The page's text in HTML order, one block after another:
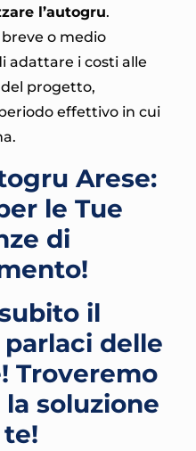
l’autogru.
o medio
adattare i costi alle
progetto,
effettivo in cui
Arese:
le Tue
di
il
parlaci delle
Troveremo
soluzione